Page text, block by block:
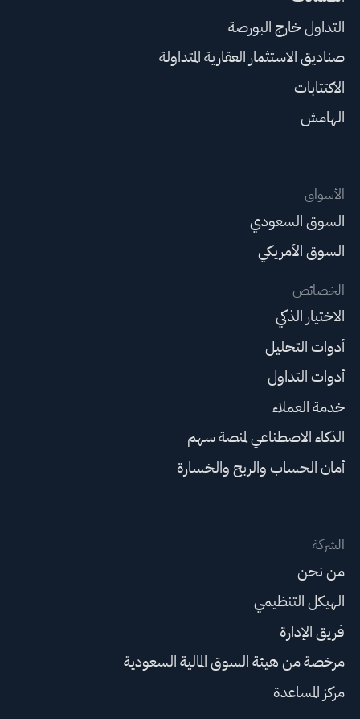
التداول خارج البورصة
صناديق الاستثمار العقارية المتداولة
الاكتتابات
الهامش
الأسواق
السوق السعودي
السوق الأمريكي
الخصائص
الاختيار الذكي
أدوات التحليل
أدوات التداول
خدمة العملاء
الذكاء الاصطناعي لمنصة سهم
أمان الحساب والربح والخسارة
الشركة
من نحن
الهيكل التنظيمي
فريق الإدارة
مرخصة من هيئة السوق المالية السعودية
مركز المساعدة